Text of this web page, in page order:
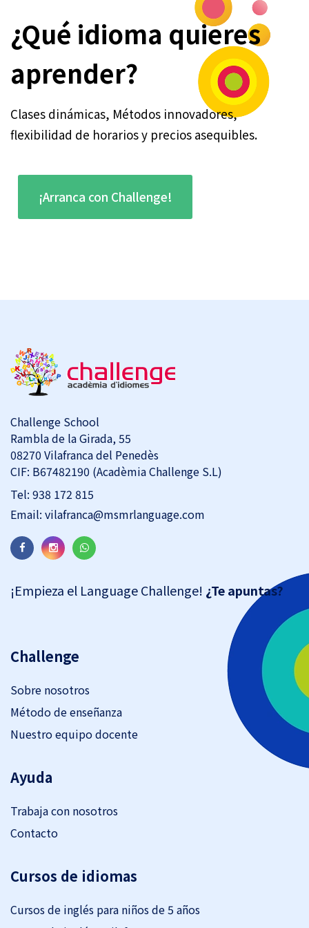
¿Qué idioma quieres
aprender?
Clases dinámicas, Métodos innovadores,
flexibilidad de horarios y precios asequibles.
¡Arranca con Challenge!
Challenge School
Rambla de la Girada, 55
08270 Vilafranca del Penedès
CIF: B67482190 (Acadèmia Challenge S.L)
Tel: 938 172 815
Email: vilafranca@msmrlanguage.com
¡Empieza el Language Challenge! ¿Te apuntas?
Challenge
Sobre nosotros
Método de enseñanza
Nuestro equipo docente
Ayuda
Trabaja con nosotros
Contacto
Cursos de idiomas
Cursos de inglés para niños de 5 años